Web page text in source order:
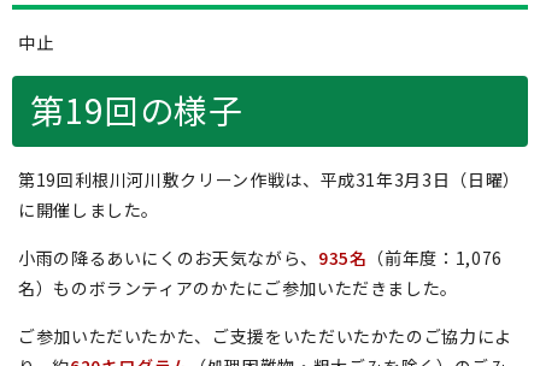
中止
第19回の様子
第19回利根川河川敷クリーン作戦は、平成31年3月3日（日曜）
に開催しました。
小雨の降るあいにくのお天気ながら、 935名 （前年度：1,076
名）ものボランティアのかたにご参加いただきました。
ご参加いただいたかた、ご支援をいただいたかたのご協力によ